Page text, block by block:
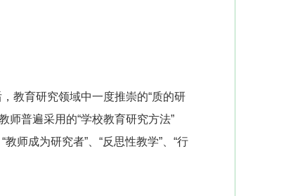
教育研究领域中一度推崇的“质的研
师普遍采用的“学校教育研究方法”
师成为研究者”、“反思性教学”、“行